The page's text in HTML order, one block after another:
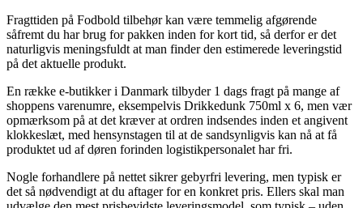
Fragttiden på Fodbold tilbehør kan være temmelig afgørende
såfremt du har brug for pakken inden for kort tid, så derfor er det
naturligvis meningsfuldt at man finder den estimerede leveringstid
på det aktuelle produkt.
En række e-butikker i Danmark tilbyder 1 dags fragt på mange af
shoppens varenumre, eksempelvis Drikkedunk 750ml x 6, men vær
opmærksom på at det kræver at ordren indsendes inden et angivent
klokkeslæt, med hensynstagen til at de sandsynligvis kan nå at få
produktet ud af døren forinden logistikpersonalet har fri.
Nogle forhandlere på nettet sikrer gebyrfri levering, men typisk er
det så nødvendigt at du aftager for en konkret pris. Ellers skal man